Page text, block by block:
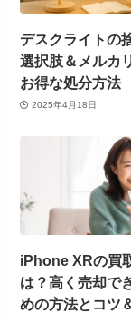
デスクライトの
選択肢＆メルカ
お得な処分方法
2025年4月18日
iPhone XRの買
は？高く売却で
めの方法とコツ